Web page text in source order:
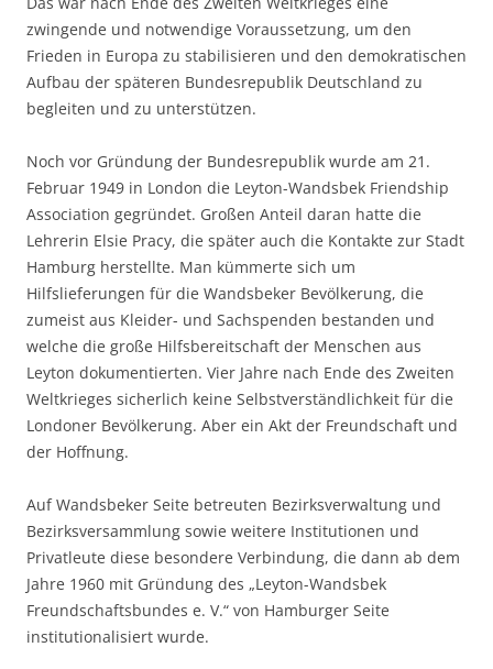
zwingende und notwendige Voraussetzung, um den
Frieden in Europa zu stabilisieren und den demokratischen
Aufbau der späteren Bundesrepublik Deutschland zu
begleiten und zu unterstützen.
Noch vor Gründung der Bundesrepublik wurde am 21.
Februar 1949 in London die Leyton-Wandsbek Friendship
Association gegründet. Großen Anteil daran hatte die
Lehrerin Elsie Pracy, die später auch die Kontakte zur Stadt
Hamburg herstellte. Man kümmerte sich um
Hilfslieferungen für die Wandsbeker Bevölkerung, die
zumeist aus Kleider- und Sachspenden bestanden und
welche die große Hilfsbereitschaft der Menschen aus
Leyton dokumentierten. Vier Jahre nach Ende des Zweiten
Weltkrieges sicherlich keine Selbstverständlichkeit für die
Londoner Bevölkerung. Aber ein Akt der Freundschaft und
der Hoffnung.
Auf Wandsbeker Seite betreuten Bezirksverwaltung und
Bezirksversammlung sowie weitere Institutionen und
Privatleute diese besondere Verbindung, die dann ab dem
Jahre 1960 mit Gründung des „Leyton-Wandsbek
Freundschaftsbundes e. V.“ von Hamburger Seite
institutionalisiert wurde.